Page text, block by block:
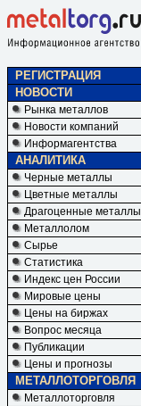
РЕГИСТРАЦИЯ
НОВОСТИ
Рынка металлов
Новости компаний
Информагентства
АНАЛИТИКА
Черные металлы
Цветные металлы
Драгоценные металлы
Металлолом
Сырье
Статистика
Индекс цен России
Мировые цены
Цены на биржах
Вопрос месяца
Публикации
Цены и прогнозы
МЕТАЛЛОТОРГОВЛЯ
Металлоторговля